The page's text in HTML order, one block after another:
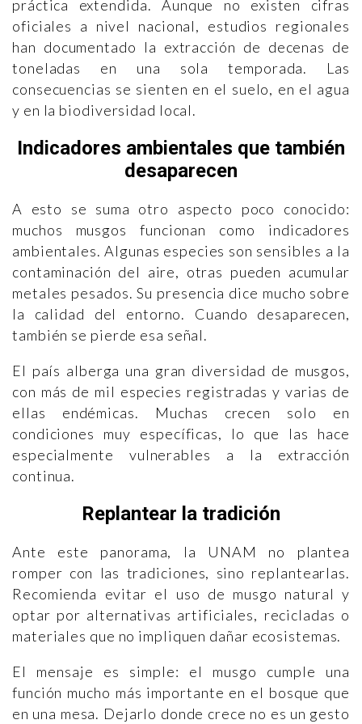
práctica extendida. Aunque no existen cifras
oficiales a nivel nacional, estudios regionales
han documentado la extracción de decenas de
toneladas en una sola temporada. Las
consecuencias se sienten en el suelo, en el agua
y en la biodiversidad local.
Indicadores ambientales que también
desaparecen
A esto se suma otro aspecto poco conocido:
muchos musgos funcionan como indicadores
ambientales. Algunas especies son sensibles a la
contaminación del aire, otras pueden acumular
metales pesados. Su presencia dice mucho sobre
la calidad del entorno. Cuando desaparecen,
también se pierde esa señal.
El país alberga una gran diversidad de musgos,
con más de mil especies registradas y varias de
ellas endémicas. Muchas crecen solo en
condiciones muy específicas, lo que las hace
especialmente vulnerables a la extracción
continua.
Replantear la tradición
Ante este panorama, la UNAM no plantea
romper con las tradiciones, sino replantearlas.
Recomienda evitar el uso de musgo natural y
optar por alternativas artificiales, recicladas o
materiales que no impliquen dañar ecosistemas.
El mensaje es simple: el musgo cumple una
función mucho más importante en el bosque que
en una mesa. Dejarlo donde crece no es un gesto